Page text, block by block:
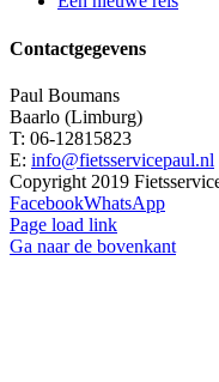
Contactgegevens
Paul Boumans
Baarlo (Limburg)
T: 06-12815823
E: info@fietsservicepaul.nl
Copyright 2019
FacebookWhatsApp
Page load link
Ga naar de bovenkant